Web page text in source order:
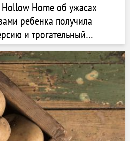
Home об ужасах
ребенка получила
и трогательный